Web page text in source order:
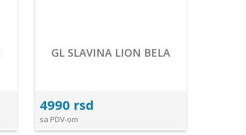
GL SLAVINA LION BELA
4990 rsd
sa PDV-om